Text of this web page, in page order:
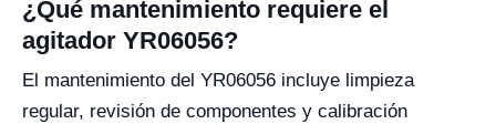
¿Qué mantenimiento requiere el
agitador YR06056?
El mantenimiento del YR06056 incluye limpieza
regular, revisión de componentes y calibración